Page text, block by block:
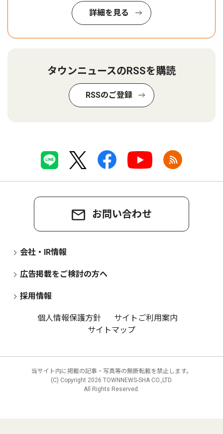
詳細を見る
タウンニュースのRSSを購読
RSSのご登録
お問い合わせ
会社・IR情報
広告掲載をご検討の方へ
採用情報
個人情報保護方針
サイトご利用案内
サイトマップ
当サイト内に掲載の記事・写真等の無断転載を禁止します。
(C) Copyright 2026 TOWNNEWS-SHA CO.,LTD.
All Rights Reserved.